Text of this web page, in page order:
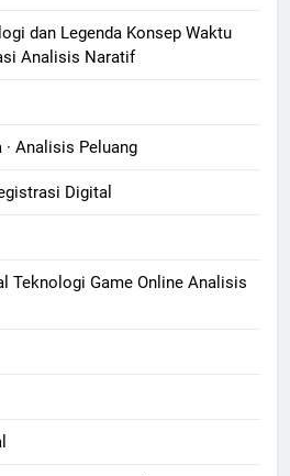
dan Legenda Konsep Waktu
Analisis Naratif
· Analisis Peluang
Digital
Teknologi Game Online Analisis